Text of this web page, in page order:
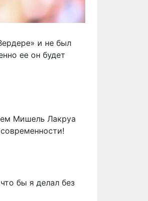
и не был
ее он будет
Мишель Лакруа
бы я делал без